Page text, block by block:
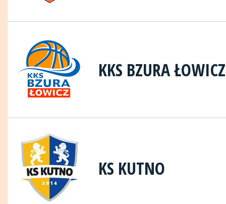
KKS BZURA ŁOWICZ
KS KUTNO